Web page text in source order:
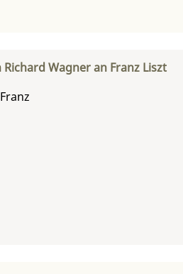
Wagner an Franz Liszt